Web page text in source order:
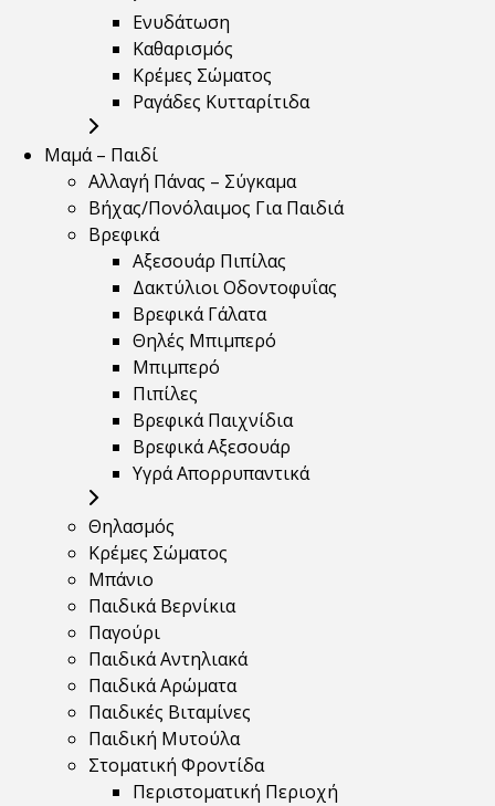
Ενυδάτωση
Καθαρισμός
Κρέμες Σώματος
Ραγάδες Κυτταρίτιδα
Μαμά – Παιδί
Αλλαγή Πάνας – Σύγκαμα
Βήχας/Πονόλαιμος Για Παιδιά
Βρεφικά
Αξεσουάρ Πιπίλας
Δακτύλιοι Οδοντοφυΐας
Βρεφικά Γάλατα
Θηλές Μπιμπερό
Μπιμπερό
Πιπίλες
Βρεφικά Παιχνίδια
Βρεφικά Αξεσουάρ
Υγρά Απορρυπαντικά
Θηλασμός
Κρέμες Σώματος
Μπάνιο
Παιδικά Βερνίκια
Παγούρι
Παιδικά Αντηλιακά
Παιδικά Αρώματα
Παιδικές Βιταμίνες
Παιδική Μυτούλα
Στοματική Φροντίδα
Περιστοματική Περιοχή